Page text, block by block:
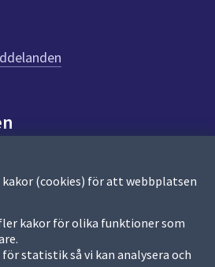
kakor (cookies) för att webbplatsen
kakor för olika funktioner som
statistik så vi kan analysera och
diarium